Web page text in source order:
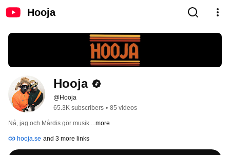
Hooja
Hooja
@Hooja
65.3K subscribers • 85 videos
Nå, jag och Mårdis gör musik ...more
hooja.se and 3 more links